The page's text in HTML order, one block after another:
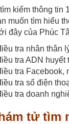
kiếm thông tin
muốn tìm hiểu
đây của Phúc
tra nhân thân
tra ADN huyết
tra Facebook,
tra số điện
tra doanh
tử tìm